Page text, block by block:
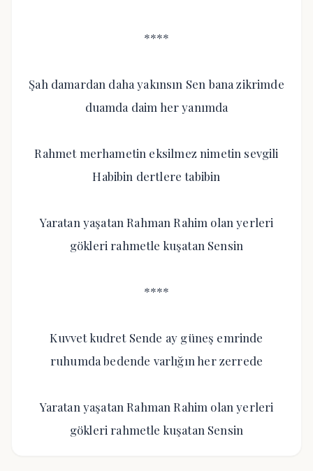
****
Şah damardan daha yakınsın Sen bana zikrimde
duamda daim her yanımda
Rahmet merhametin eksilmez nimetin sevgili
Habibin dertlere tabibin
Yaratan yaşatan Rahman Rahim olan yerleri
gökleri rahmetle kuşatan Sensin
****
Kuvvet kudret Sende ay güneş emrinde
ruhumda bedende varlığın her zerrede
Yaratan yaşatan Rahman Rahim olan yerleri
gökleri rahmetle kuşatan Sensin